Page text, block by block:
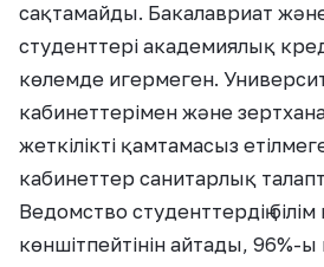
сақтамайды. Бакалавриат
студенттері академиялық
көлемде игермеген.
кабинеттерімен және
жеткілікті қамтамасыз
кабинеттер санитарлық
Ведомство студенттердің білім
көншітпейтінін айтады, 96%-ы